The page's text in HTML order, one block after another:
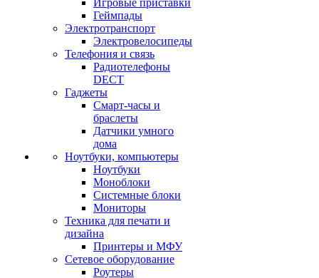
Игровые приставки
Геймпады
Электротранспорт
Электровелосипеды
Телефония и связь
Радиотелефоны
DECT
Гаджеты
Смарт-часы и
браслеты
Датчики умного
дома
Ноутбуки, компьютеры
Ноутбуки
Моноблоки
Системные блоки
Мониторы
Техника для печати и
дизайна
Принтеры и МФУ
Сетевое оборудование
Роутеры